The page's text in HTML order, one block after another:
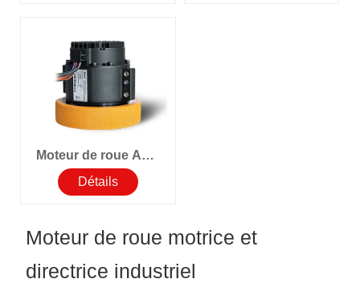
Moteur de roue AGV
AMR Hub Servo
Détails
Moteur de roue motrice et
directrice industriel